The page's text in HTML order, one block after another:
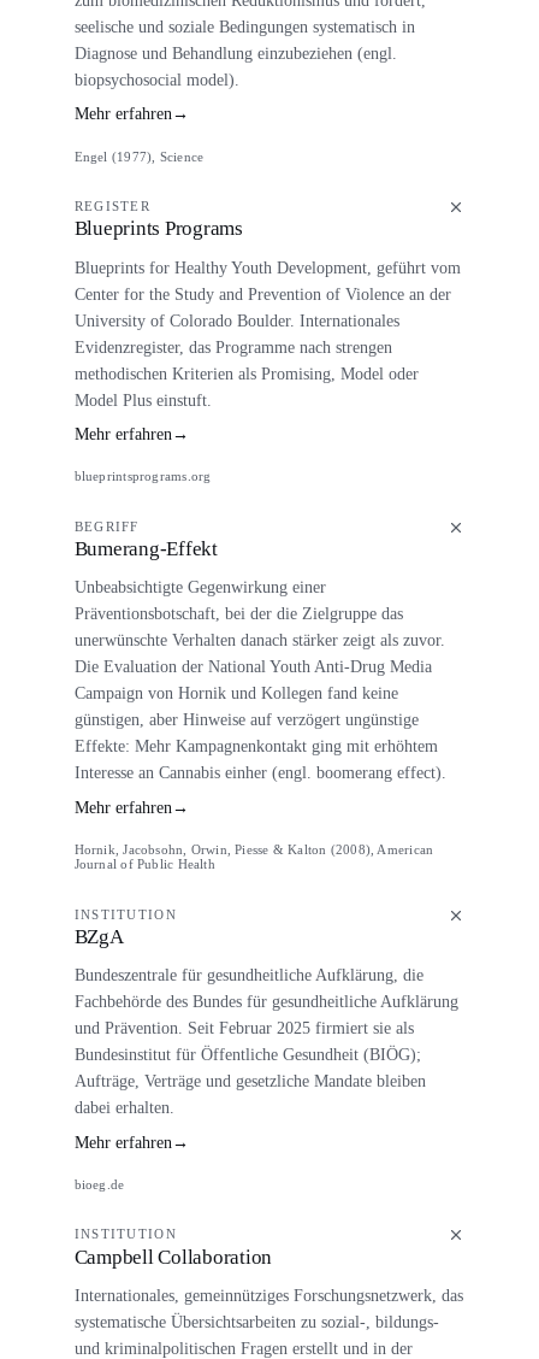
seelische und soziale Bedingungen systematisch in
Diagnose und Behandlung einzubeziehen (engl.
biopsychosocial model).
Mehr erfahren→
Engel (1977), Science
REGISTER
Blueprints Programs
Blueprints for Healthy Youth Development, geführt vom
Center for the Study and Prevention of Violence an der
University of Colorado Boulder. Internationales
Evidenzregister, das Programme nach strengen
methodischen Kriterien als Promising, Model oder
Model Plus einstuft.
Mehr erfahren→
blueprintsprograms.org
BEGRIFF
Bumerang-Effekt
Unbeabsichtigte Gegenwirkung einer
Präventionsbotschaft, bei der die Zielgruppe das
unerwünschte Verhalten danach stärker zeigt als zuvor.
Die Evaluation der National Youth Anti-Drug Media
Campaign von Hornik und Kollegen fand keine
günstigen, aber Hinweise auf verzögert ungünstige
Effekte: Mehr Kampagnenkontakt ging mit erhöhtem
Interesse an Cannabis einher (engl. boomerang effect).
Mehr erfahren →
Hornik, Jacobsohn, Orwin, Piesse & Kalton (2008), American
Journal of Public Health
INSTITUTION
BZgA
Bundeszentrale für gesundheitliche Aufklärung, die
Fachbehörde des Bundes für gesundheitliche Aufklärung
und Prävention. Seit Februar 2025 firmiert sie als
Bundesinstitut für Öffentliche Gesundheit (BIÖG);
Aufträge, Verträge und gesetzliche Mandate bleiben
dabei erhalten.
Mehr erfahren →
bioeg.de
INSTITUTION
Campbell Collaboration
Internationales, gemeinnütziges Forschungsnetzwerk, das
systematische Übersichtsarbeiten zu sozial-, bildungs-
und kriminalpolitischen Fragen erstellt und in der